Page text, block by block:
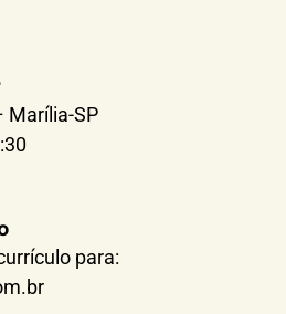
Marília-SP
para: